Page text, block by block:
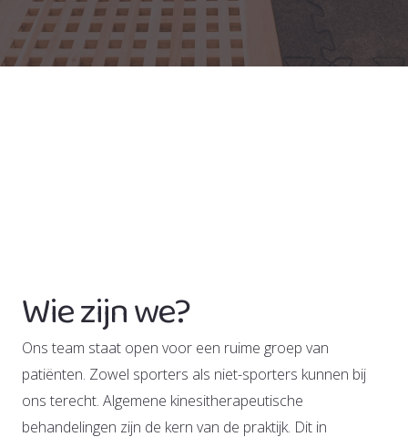
Wie zijn we?
Ons team staat open voor een ruime groep van
patiënten. Zowel sporters als niet-sporters kunnen bij
ons terecht. Algemene kinesitherapeutische
behandelingen zijn de kern van de praktijk. Dit in